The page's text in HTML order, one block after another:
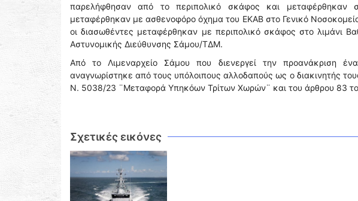
παρελήφθησαν από το περιπολικό σκάφος και μεταφέρθηκαν
μεταφέρθηκαν με ασθενοφόρο όχημα του ΕΚΑΒ στο Γενικό
οι διασωθέντες μεταφέρθηκαν με περιπολικό σκάφος στο λιμάνι
Αστυνομικής Διεύθυνσης Σάμου/ΤΔΜ.
Από το Λιμεναρχείο Σάμου που διενεργεί την προανάκριση
αναγνωρίστηκε από τους υπόλοιπους αλλοδαπούς ως ο διακινητής
Ν. 5038/23 ¨Μεταφορά Υπηκόων Τρίτων Χωρών¨ και του άρθρου 83
Σχετικές εικόνες